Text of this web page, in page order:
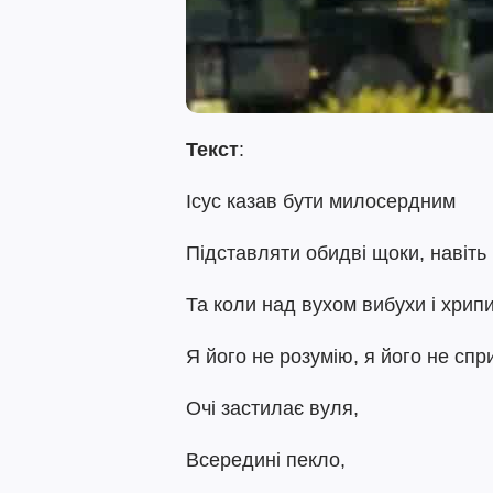
Текст:
Ісус казав бути милосердним
Підставляти обидві щоки,
Та коли над вухом вибухи і
Я його не розумію, я його не
Очі застилає вуля,
Всередині пекло,